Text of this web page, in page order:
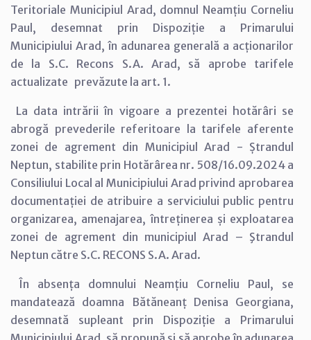
Teritoriale Municipiul Arad, domnul Neamțiu Corneliu
Paul, desemnat prin Dispoziție a Primarului
Municipiului Arad, în adunarea generală a acționarilor
de la S.C. Recons S.A. Arad, să aprobe tarifele
actualizate prevăzute la art. 1.
La data intrării în vigoare a prezentei hotărâri se
abrogă prevederile referitoare la tarifele aferente
zonei de agrement din Municipiul Arad - Ștrandul
Neptun, stabilite prin Hotărârea nr. 508/16.09.2024 a
Consiliului Local al Municipiului Arad privind aprobarea
documentației de atribuire a serviciului public pentru
organizarea, amenajarea, întreținerea și exploatarea
zonei de agrement din municipiul Arad – Ştrandul
Neptun către S.C. RECONS S.A. Arad.
În absența domnului Neamțiu Corneliu Paul, se
mandatează doamna Bătăneanț Denisa Georgiana,
desemnată supleant prin Dispoziție a Primarului